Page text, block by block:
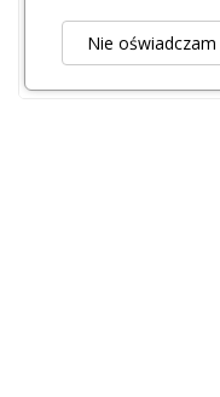
75,49 zł
Nie oświadczam